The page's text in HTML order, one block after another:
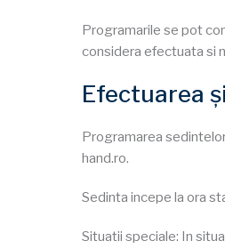
Programarile se pot
considera efectuata si
Efectuarea
Programarea
hand.ro.
Sedinta incepe la ora
Situatii speciale: In